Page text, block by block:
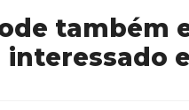
também
interessado